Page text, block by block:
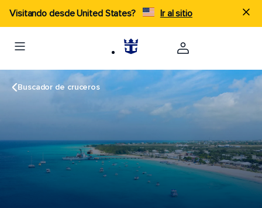
Visitando desde United States? Ir al sitio
Buscador de cruceros